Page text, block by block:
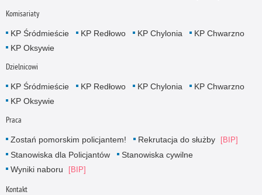
Komisariaty
KP Śródmieście KP Redłowo KP Chylonia
KP Chwarzno
KP Oksywie
Dzielnicowi
KP Śródmieście KP Redłowo KP Chylonia
KP Chwarzno
KP Oksywie
Praca
Zostań pomorskim policjantem!
Rekrutacja do służby
Stanowiska dla Policjantów
Stanowiska cywilne
Wyniki naboru
Kontakt